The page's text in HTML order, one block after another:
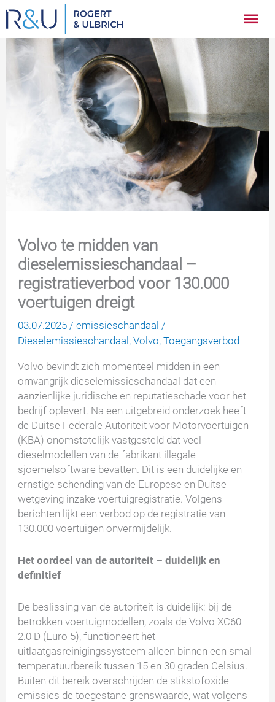
Ga
naar
inhoud
Volvo te midden van
dieselemissieschandaal –
registratieverbod voor 130.000
voertuigen dreigt
03.07.2025/emissieschandaal /
Dieselemissieschandaal ,Volvo,Toegangsverbod
Volvo bevindt zich momenteel midden in een
omvangrijk dieselemissieschandaal dat een
aanzienlijke juridische en reputatieschade voor het
bedrijf oplevert. Na een uitgebreid onderzoek heeft
de Duitse Federale Autoriteit voor Motorvoertuigen
(KBA) onomstotelijk vastgesteld dat veel
dieselmodellen van de fabrikant illegale
sjoemelsoftware bevatten. Dit is een duidelijke en
ernstige schending van de Europese en Duitse
wetgeving inzake voertuigregistratie. Volgens
berichten lijkt een verbod op de registratie van
130.000 voertuigen onvermijdelijk.
Het oordeel van de autoriteit – duidelijk en
definitief
De beslissing van de autoriteit is duidelijk: bij de
betrokken voertuigmodellen, zoals de Volvo XC60
2.0 D (Euro 5), functioneert het
uitlaatgasreinigingssysteem alleen binnen een smal
temperatuurbereik tussen 15 en 30 graden Celsius.
Buiten dit bereik overschrijden de stikstofoxide-
emissies de toegestane grenswaarde, wat volgens